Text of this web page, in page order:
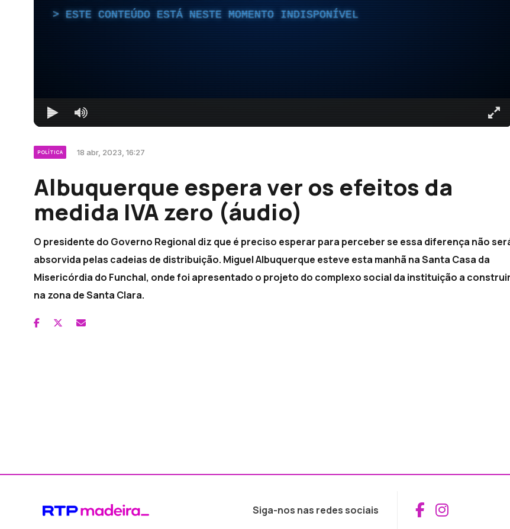
ESTE CONTEÚDO ESTÁ NESTE MOMENTO INDISPONÍVEL
POLÍTICA 18 abr, 2023, 16:27
Albuquerque espera ver os efeitos da
medida IVA zero (áudio)
O presidente do Governo Regional diz que é preciso esperar para perceber se essa diferença não
absorvida pelas cadeias de distribuição. Miguel Albuquerque esteve esta manhã na Santa Casa da
Misericórdia do Funchal, onde foi apresentado o projeto do complexo social da instituição a construir
na zona de Santa Clara.
Siga-nos nas redes sociais Aceder ao
Aceder